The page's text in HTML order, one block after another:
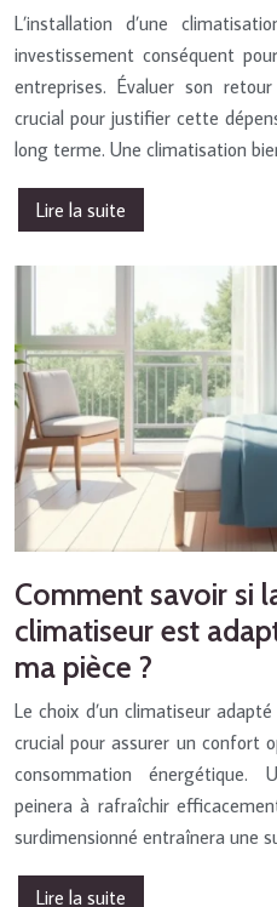
L’installation d’une
investissement conséquent
entreprises. Évaluer son
crucial pour justifier cette
long terme. Une climatisation
Lire la suite
Comment savoir si
climatiseur est
ma pièce ?
Le choix d’un climatiseur
crucial pour assurer un confort
consommation énergétique.
peinera à rafraîchir
surdimensionné entraînera une
Lire la suite